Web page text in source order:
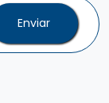
Enviar